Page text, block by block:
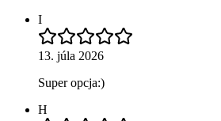
I
13. júla 2026
Super opcja:)
H